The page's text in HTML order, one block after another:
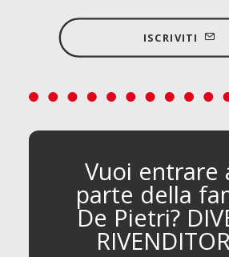
ISCRIVITI
Vuoi entrare
parte della
De Pietri?